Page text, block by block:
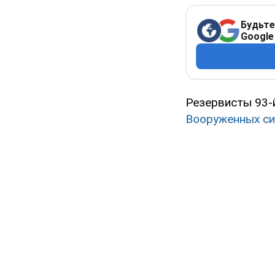
Google
Резервисты
Вооруженных